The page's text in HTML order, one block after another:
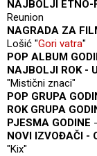
NAJBOLJI ETNO-
Reunion
NAGRADA ZA
Lošić "Gori vatra"
POP ALBUM
NAJBOLJI ROK -
"Mistični znaci"
POP GRUPA
ROK GRUPA
PJESMA GODINE
NOVI IZVOĐAČI -
"Kix"